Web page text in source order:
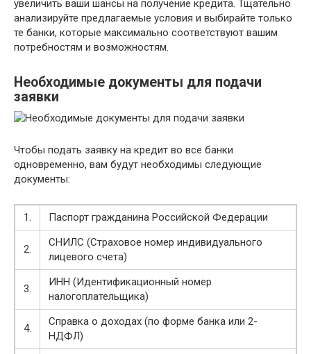
увеличить ваши шансы на получение кредита. Тщательно
анализируйте предлагаемые условия и выбирайте только
те банки, которые максимально соответствуют вашим
потребностям и возможностям.
Необходимые документы для подачи
заявки
Чтобы подать заявку на кредит во все банки
одновременно, вам будут необходимы следующие
документы:
1. Паспорт гражданина Российской Федерации
2.
СНИЛС (Страховое номер индивидуального
лицевого счета)
3.
ИНН (Идентификационный номер
налогоплательщика)
4.
Справка о доходах (по форме банка или 2-
НДФЛ)